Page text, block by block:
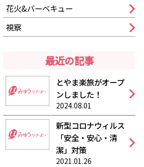
花火&バーベキュー
視察
最近の記事
とやま楽旅がオープ
ンしました！
2024.08.01
新型コロナウィルス
「安全・安心・清
潔」対策
2021.01.26